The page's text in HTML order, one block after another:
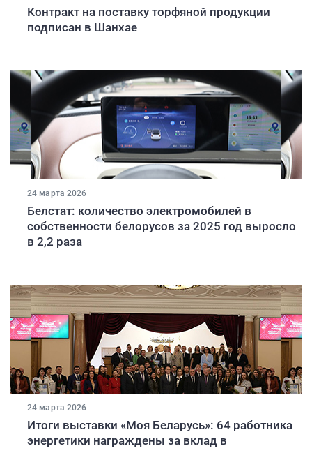
Контракт на поставку торфяной продукции
подписан в Шанхае
24 марта 2026
Белстат: количество электромобилей в
собственности белорусов за 2025 год выросло
в 2,2 раза
24 марта 2026
Итоги выставки «Моя Беларусь»: 64 работника
энергетики награждены за вклад в